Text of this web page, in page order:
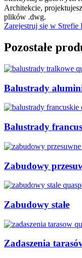
Architekcie,
plików .dwg.
Zarejestruj się w Strefie
Pozostałe
Balustrady
Balustrady
Zabudowy
Zabudowy stałe
Zadaszenia